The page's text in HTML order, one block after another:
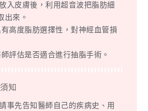
入皮膚後，利用超音波把脂肪細
出來。
高度脂肪選擇性，對神經血管損
評估是否適合進行抽脂手術。
知
事先告知醫師自己的疾病史、用